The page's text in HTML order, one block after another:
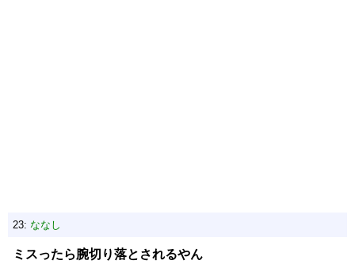
23: ななし
ミスったら腕切り落とされるやん